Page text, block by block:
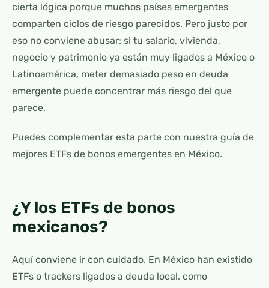
cierta lógica porque muchos países emergentes
comparten ciclos de riesgo parecidos. Pero justo por
eso no conviene abusar: si tu salario, vivienda,
negocio y patrimonio ya están muy ligados a México o
Latinoamérica, meter demasiado peso en deuda
emergente puede concentrar más riesgo del que
parece.
Puedes complementar esta parte con nuestra guía de
mejores ETFs de bonos emergentes en México.
¿Y los ETFs de bonos
mexicanos?
Aquí conviene ir con cuidado. En México han existido
ETFs o trackers ligados a deuda local, como